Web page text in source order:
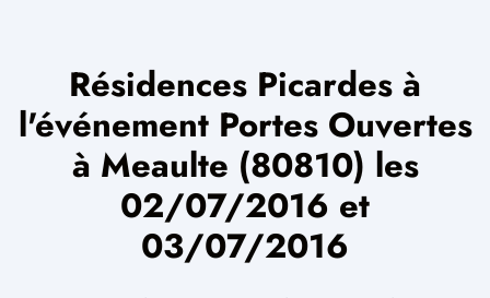
Résidences Picardes à
l'événement Portes Ouvertes
à Meaulte (80810) les
02/07/2016 et
03/07/2016